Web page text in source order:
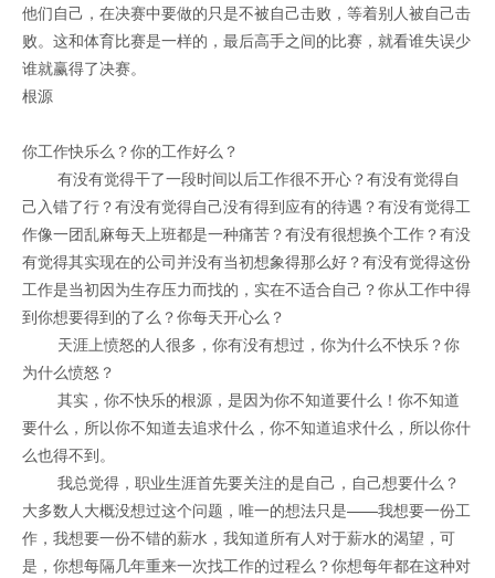
他们自己，在决赛中要做的只是不被自己击败，等着别人被自己击
败。这和体育比赛是一样的，最后高手之间的比赛，就看谁失误少
谁就赢得了决赛。
根源
你工作快乐么？你的工作好么？
有没有觉得干了一段时间以后工作很不开心？有没有觉得自
己入错了行？有没有觉得自己没有得到应有的待遇？有没有觉得工
作像一团乱麻每天上班都是一种痛苦？有没有很想换个工作？有没
有觉得其实现在的公司并没有当初想象得那么好？有没有觉得这份
工作是当初因为生存压力而找的，实在不适合自己？你从工作中得
到你想要得到的了么？你每天开心么？
天涯上愤怒的人很多，你有没有想过，你为什么不快乐？你
为什么愤怒？
其实，你不快乐的根源，是因为你不知道要什么！你不知道
要什么，所以你不知道去追求什么，你不知道追求什么，所以你什
么也得不到。
我总觉得，职业生涯首先要关注的是自己，自己想要什么？
大多数人大概没想过这个问题，唯一的想法只是——我想要一份工
作，我想要一份不错的薪水，我知道所有人对于薪水的渴望，可
是，你想每隔几年重来一次找工作的过程么？你想每年都在这种对